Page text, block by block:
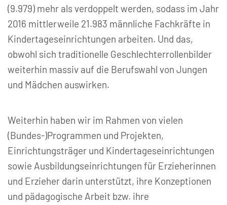
(9.979) mehr als verdoppelt werden, sodass im Jahr
2016 mittlerweile 21.983 männliche Fachkräfte in
Kindertageseinrichtungen arbeiten. Und das,
obwohl sich traditionelle Geschlechterrollenbilder
weiterhin massiv auf die Berufswahl von Jungen
und Mädchen auswirken.
Weiterhin haben wir im Rahmen von vielen
(Bundes-)Programmen und Projekten,
Einrichtungsträger und Kindertageseinrichtungen
sowie Ausbildungseinrichtungen für Erzieherinnen
und Erzieher darin unterstützt, ihre Konzeptionen
und pädagogische Arbeit bzw. ihre